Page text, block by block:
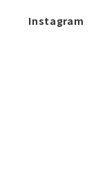
Instagram